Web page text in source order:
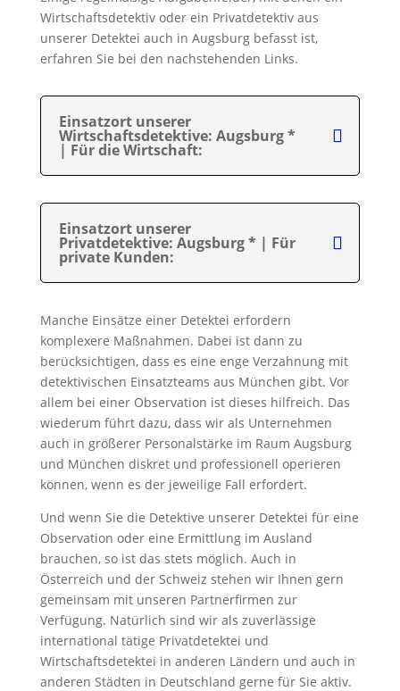
Wirtschaftsdetektiv oder ein Privatdetektiv aus
unserer Detektei auch in Augsburg befasst ist,
erfahren Sie bei den nachstehenden Links.
Einsatzort unserer
Wirtschaftsdetektive: Augsburg *
| Für die Wirtschaft:
Einsatzort unserer
Privatdetektive: Augsburg * | Für
private Kunden:
Manche Einsätze einer Detektei erfordern
komplexere Maßnahmen. Dabei ist dann zu
berücksichtigen, dass es eine enge Verzahnung mit
detektivischen Einsatzteams aus München gibt. Vor
allem bei einer Observation ist dieses hilfreich. Das
wiederum führt dazu, dass wir als Unternehmen
auch in größerer Personalstärke im Raum Augsburg
und München diskret und professionell operieren
können, wenn es der jeweilige Fall erfordert.
Und wenn Sie die Detektive unserer Detektei für eine
Observation oder eine Ermittlung im Ausland
brauchen, so ist das stets möglich. Auch in
Österreich und der Schweiz stehen wir Ihnen gern
gemeinsam mit unseren Partnerfirmen zur
Verfügung. Natürlich sind wir als zuverlässige
international tätige Privatdetektei und
Wirtschaftsdetektei in anderen Ländern und auch in
anderen Städten in Deutschland gerne für Sie aktiv.